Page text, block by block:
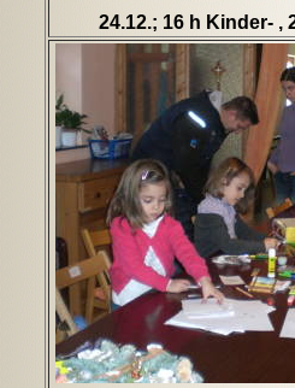
24.12.; 16 h Kinder- ,